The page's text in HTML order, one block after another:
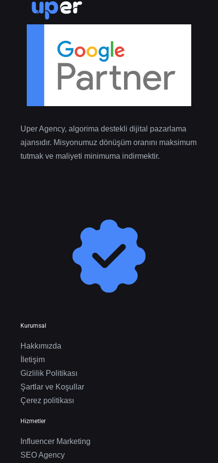
Uper Agency, algorima destekli dijital pazarlama
ajansıdır. Misyonumuz dönüşüm oranını maksimum
tutmak ve maliyeti minimuma indirmektir.
Kurumsal
Hakkımızda
İletişim
Gizlilik Politikası
Şartlar ve Koşullar
Çerez politikası
Hizmetler
Influencer Marketing
SEO Agency